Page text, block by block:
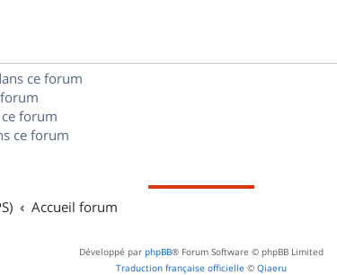
ce forum
forum
ce forum
Accueil forum
Développé par phpBB® Forum Software © phpBB Limited
Traduction française officielle © Qiaeru